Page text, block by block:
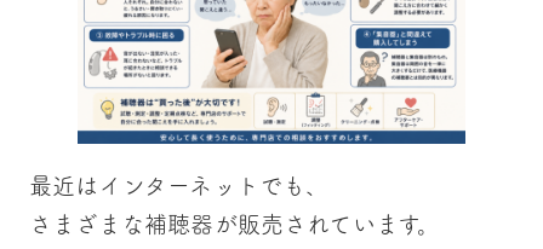
最近はインターネットでも、
さまざまな補聴器が販売されています。